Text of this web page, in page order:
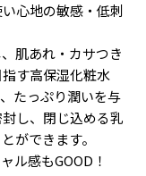
心地の敏感・低刺
肌あれ・カサつき
す高保湿化粧水
たっぷり潤いを与
し、閉じ込める乳
ができます。
ル感もGOOD！